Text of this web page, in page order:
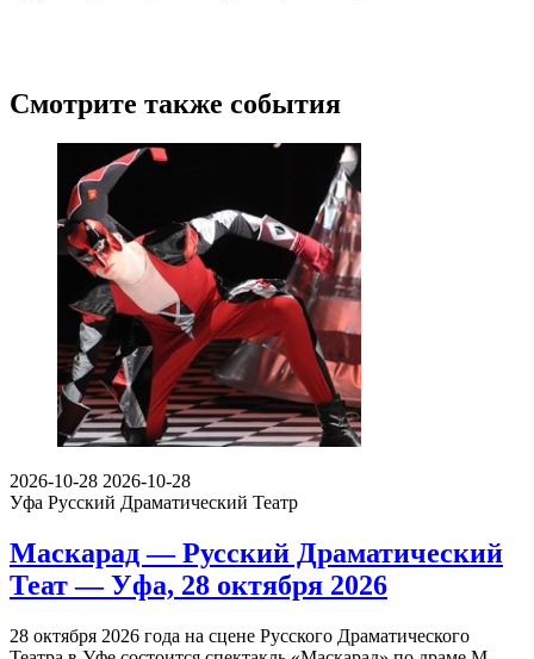
Смотрите также события
2026-10-28 2026-10-28
Уфа Русский Драматический Театр
Маскарад — Русский Драматический
Теат — Уфа, 28 октября 2026
28 октября 2026 года на сцене Русского Драматического